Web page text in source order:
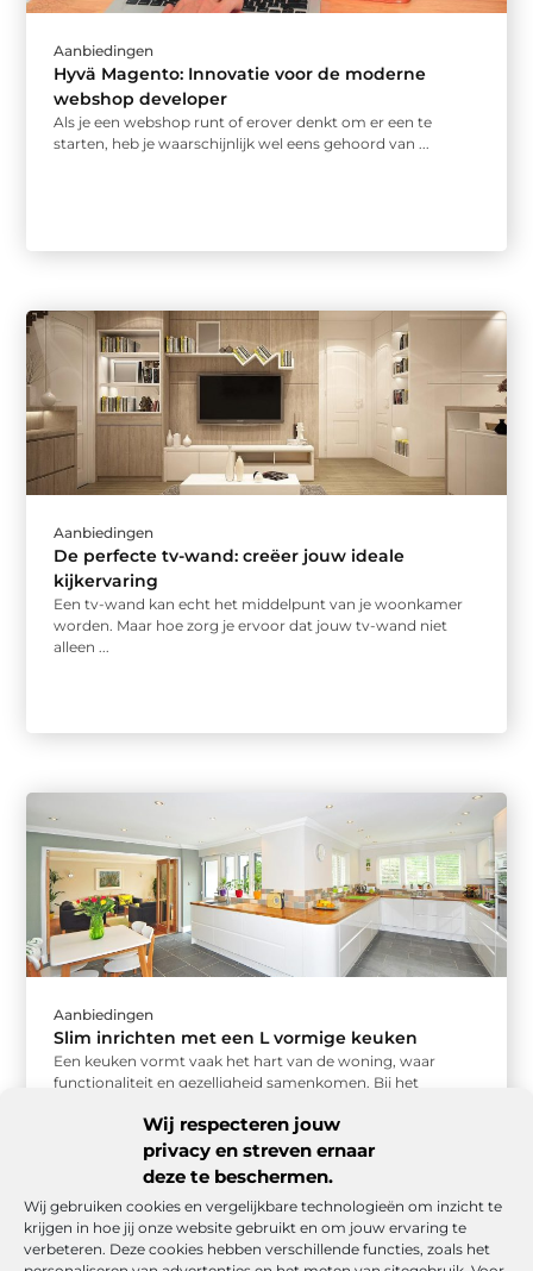
Wij respecteren jouw
privacy en streven ernaar
deze te beschermen.
Wij gebruiken cookies en vergelijkbare technologieën om inzicht te
krijgen in hoe jij onze website gebruikt en om jouw ervaring te
verbeteren. Deze cookies hebben verschillende functies, zoals het
Aanbiedingen
Hyvä Magento: Innovatie voor de moderne
webshop developer
Als je een webshop runt of erover denkt om er een te
starten, heb je waarschijnlijk wel eens gehoord van ...
Aanbiedingen
De perfecte tv-wand: creëer jouw ideale
kijkervaring
Een tv-wand kan echt het middelpunt van je woonkamer
worden. Maar hoe zorg je ervoor dat jouw tv-wand niet
alleen ...
Aanbiedingen
Slim inrichten met een L vormige keuken
Een keuken vormt vaak het hart van de woning, waar
functionaliteit en gezelligheid samenkomen. Bij het